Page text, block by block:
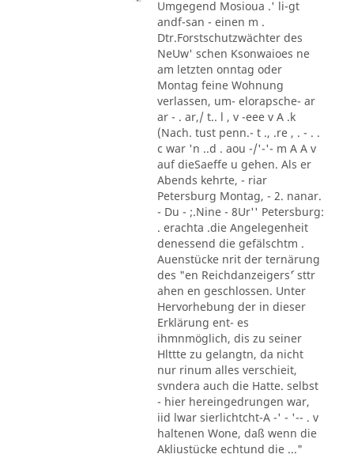
Umgegend Mosioua .' li-gt
andf-san - einen m .
Dtr.Forstschutzwächter des
NeUw' schen Ksonwaioes ne
am letzten onntag oder
Montag feine Wohnung
verlassen, um- elorapsche- ar
ar - . ar,/ t.. l , v -eee v A .k
(Nach. tust penn.- t ., .re , . - . .
c war 'n ..d . aou -/'-'- m A A v
auf dieSaeffe u gehen. Als er
Abends kehrte, - riar
Petersburg Montag, - 2. nanar.
- Du - ;.Nine - 8Ur'' Petersburg:
. erachta .die Angelegenheit
denessend die gefälschtm .
Auenstücke nrit der ternärung
des "en Reichdanzeigers´' sttr
ahen en geschlossen. Unter
Hervorhebung der in dieser
Erklärung ent- es
ihmnmöglich, dis zu seiner
Hlttte zu gelangtn, da nicht
nur rinum alles verschieit,
svndera auch die Hatte. selbst
- hier hereingedrungen war,
iid lwar sierlichtcht-A -' - '-- . v
haltenen Wone, daß wenn die
Akliustücke echtund die ..."